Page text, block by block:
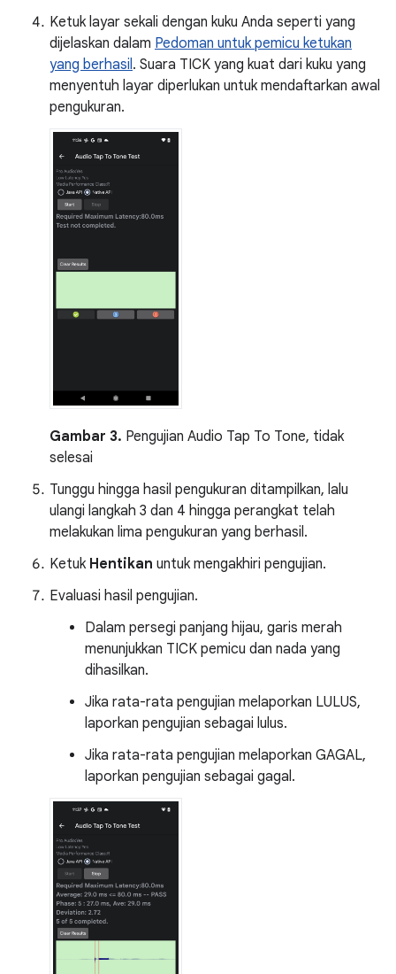
Ketuk layar sekali dengan kuku Anda seperti yang
dijelaskan dalam Pedoman untuk pemicu ketukan
yang berhasil. Suara TICK yang kuat dari kuku yang
menyentuh layar diperlukan untuk mendaftarkan awal
pengukuran.
Gambar 3. Pengujian Audio Tap To Tone, tidak
selesai
Tunggu hingga hasil pengukuran ditampilkan, lalu
ulangi langkah 3 dan 4 hingga perangkat telah
melakukan lima pengukuran yang berhasil.
Ketuk Hentikan untuk mengakhiri pengujian.
Evaluasi hasil pengujian.
Dalam persegi panjang hijau, garis merah
menunjukkan TICK pemicu dan nada yang
dihasilkan.
Jika rata-rata pengujian melaporkan LULUS,
laporkan pengujian sebagai lulus.
Jika rata-rata pengujian melaporkan GAGAL,
laporkan pengujian sebagai gagal.